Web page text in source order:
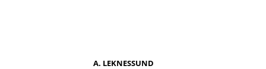
A. LEKNESSUND